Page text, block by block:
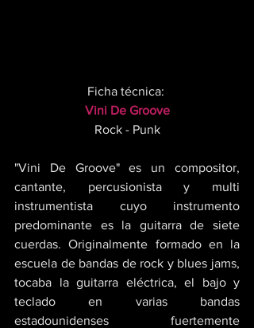
Ficha técnica:
Vini De Groove
Rock - Punk
"Vini De Groove" es un compositor,
cantante, percusionista y multi
instrumentista cuyo instrumento
predominante es la guitarra de siete
cuerdas. Originalmente formado en la
escuela de bandas de rock y blues jams,
tocaba la guitarra eléctrica, el bajo y
teclado en varias bandas
estadounidenses fuertemente